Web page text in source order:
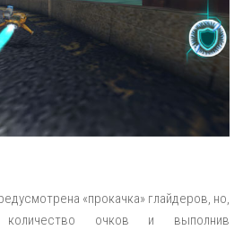
«прокачка» глайдеров, но,
количество очков и выполнив